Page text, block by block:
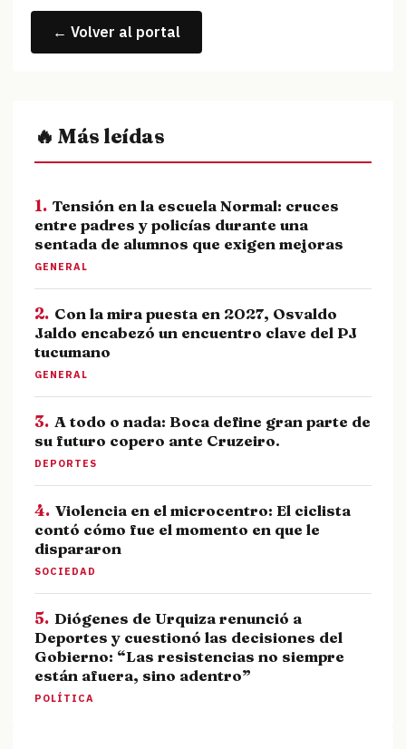
← Volver al portal
🔥 Más leídas
1. Tensión en la escuela Normal: cruces
entre padres y policías durante una
sentada de alumnos que exigen mejoras
GENERAL
2. Con la mira puesta en 2027, Osvaldo
Jaldo encabezó un encuentro clave del PJ
tucumano
GENERAL
3. A todo o nada: Boca define gran parte de
su futuro copero ante Cruzeiro.
DEPORTES
4. Violencia en el microcentro: El ciclista
contó cómo fue el momento en que le
dispararon
SOCIEDAD
5. Diógenes de Urquiza renunció a
Deportes y cuestionó las decisiones del
Gobierno: “Las resistencias no siempre
están afuera, sino adentro”
POLÍTICA